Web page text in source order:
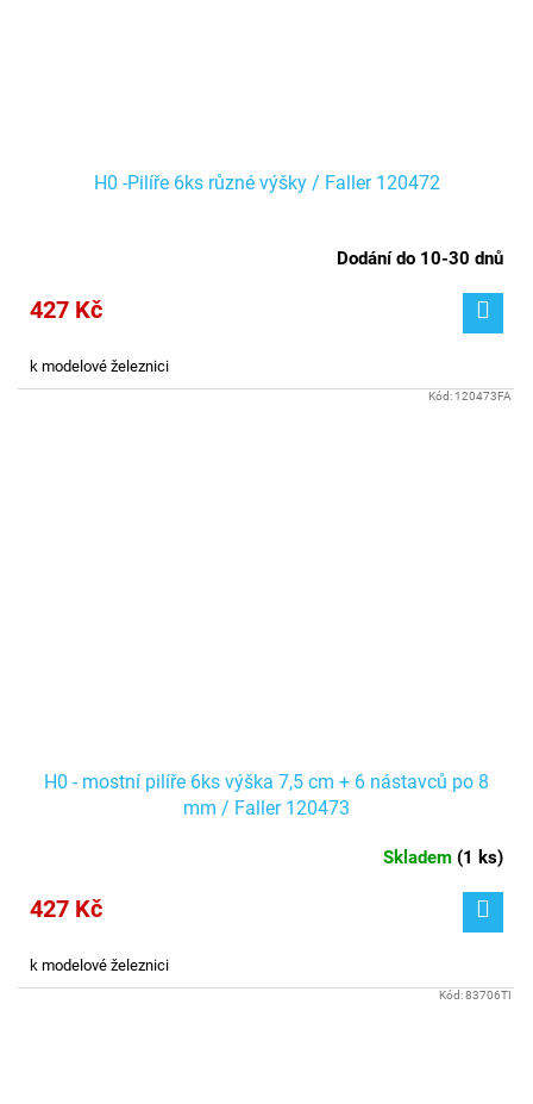
H0 -Pilíře 6ks různé výšky / Faller 120472
Dodání do 10-30 dnů
427 Kč
k modelové železnici
H0 - mostní pilíře 6ks výška 7,5 cm + 6 nástavců po 8
mm / Faller 120473
Skladem (1 ks)
427 Kč
k modelové železnici
Kód: 120473FA
Kód:83706TI